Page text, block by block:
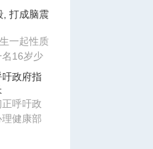
, 打成脑震
一起性质
16岁少
期间遭到
政府指
呼吁政
健康部